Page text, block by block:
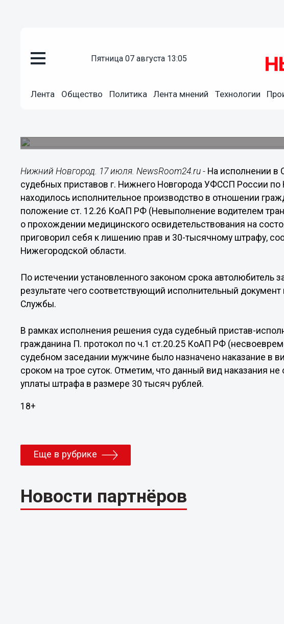
пятница 07 августа 13:05
Лента Общество Политика Лента мнений Технологии
Нижегородец подвергся
Нижний Новгород. 17 июля. NewsRoom24.ru - На исполнении в
судебных приставов г. Нижнего Новгорода УФССП России по
находилось исполнительное производство в отношении
положение ст. 12.26 КоАП РФ (Невыполнение водителем
о прохождении медицинского освидетельствования на
приговорил себя к лишению прав и 30-тысячному штрафу,
Нижегородской области.
По истечении установленного законом срока автолюбитель
результате чего соответствующий исполнительный
Службы.
В рамках исполнения решения суда судебный пристав-
гражданина П. протокол по ч.1 ст.20.25 КоАП РФ
судебном заседании мужчине было назначено наказание в
сроком на трое суток. Отметим, что данный вид наказания
уплаты штрафа в размере 30 тысяч рублей.
18+
Еще в рубрике
Новости партнёров